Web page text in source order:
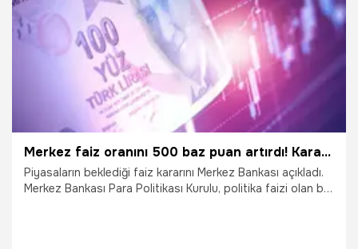
Çalışma Hayatı
Merkez faiz oranını 500 baz puan artırdı! Karar vatandaşın cebine nasıl yansıyacak?
Piyasaların beklediği faiz kararını Merkez Bankası açıkladı.
Merkez Bankası Para Politikası Kurulu, politika faizi olan bir